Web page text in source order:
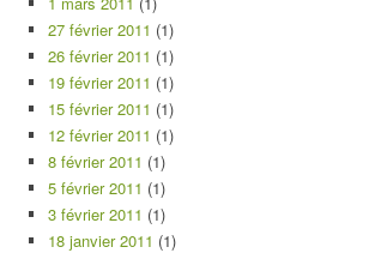
27 février 2011 (1)
26 février 2011 (1)
19 février 2011 (1)
15 février 2011 (1)
12 février 2011 (1)
8 février 2011 (1)
5 février 2011 (1)
3 février 2011 (1)
18 janvier 2011 (1)